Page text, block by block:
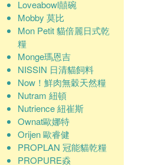
Loveabowl囍碗
Mobby 莫比
Mon Petit 貓倍麗日式乾
糧
Monge瑪恩吉
NISSIN 日清貓飼料
Now！鮮肉無穀天然糧
Nutram 紐頓
Nutrience 紐崔斯
Ownat歐娜特
Orijen 歐睿健
PROPLAN 冠能貓乾糧
PROPURE猋